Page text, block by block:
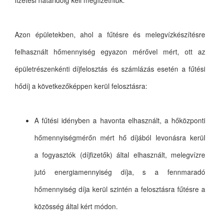
Azon épületekben, ahol a fűtésre és melegvízkészítésre
felhasznált hőmennyiség egyazon mérővel mért, ott az
épületrészenkénti díjfelosztás és számlázás esetén a fűtési
hődíj a következőképpen kerül felosztásra:
A fűtési idényben a havonta elhasznált, a hőközponti
hőmennyiségmérőn mért hő díjából levonásra kerül
a fogyasztók (díjfizetők) által elhasznált, melegvízre
jutó energiamennyiség díja, s a fennmaradó
hőmennyiség díja kerül szintén a felosztásra fűtésre a
közösség által kért módon.